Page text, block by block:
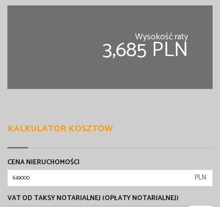
Wysokość raty
3,685 PLN
KALKULATOR KOSZTÓW
CENA NIERUCHOMOŚCI
PLN
VAT OD TAKSY NOTARIALNEJ (OPŁATY NOTARIALNEJ)